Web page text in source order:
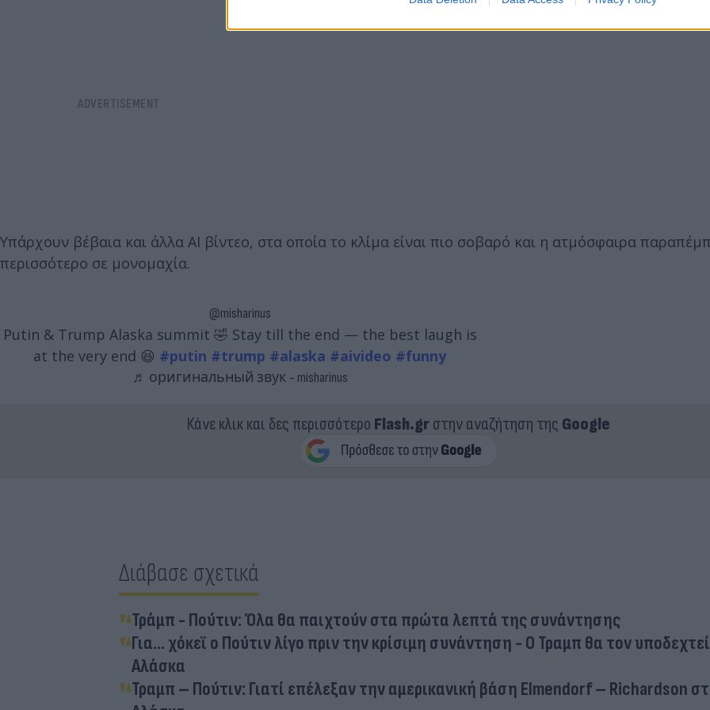
Υπάρχουν βέβαια και άλλα AI βίντεο, στα οποία το κλίμα είναι πιο σοβαρό και η ατμόσφαιρα
περισσότερο σε μονομαχία.
@misharinus
Putin & Trump Alaska summit 🤣 Stay till the end — the best laugh is
at the very end 😆 #putin #trump #alaska #aivideo #funny
♬ оригинальный звук - misharinus
Κάνε κλικ και δες περισσότερο Flash.grστην αναζήτηση της Google
Διάβασε σχετικά
Τράμπ - Πούτιν: Όλα θα παιχτούν στα πρώτα λεπτά της συνάντησης
Για… χόκεϊ ο Πούτιν λίγο πριν την κρίσιμη συνάντηση - Ο Τραμπ θα τον
Αλάσκα
Τραμπ – Πούτιν: Γιατί επέλεξαν την αμερικανική βάση Elmendorf – Richardson